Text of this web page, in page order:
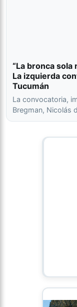
“La bronca sola
La izquierda
Tucumán
La convocatoria,
Bregman, Nicolás